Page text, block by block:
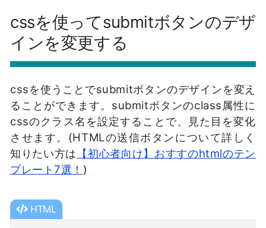
cssを使ってsubmitボタンのデザ
インを変更する
cssを使うことでsubmitボタンのデザインを変え
ることができます。submitボタンのclass属性に
cssのクラス名を設定することで、見た目を変化
させます。(HTMLの送信ボタンについて詳しく
知りたい方は 【初心者向け】おすすのhtmlのテン
プレート7選！ )
HTML